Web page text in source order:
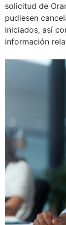
solicitud de
pudiesen
iniciados, así
información